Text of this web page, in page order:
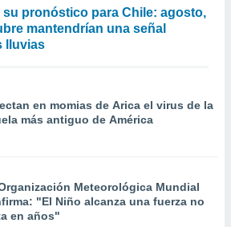
su pronóstico para Chile: agosto,
mantendrían una señal
lluvias
en momias de Arica el virus de la
más antiguo de América
Meteorológica Mundial
"El Niño alcanza una fuerza no
en años"